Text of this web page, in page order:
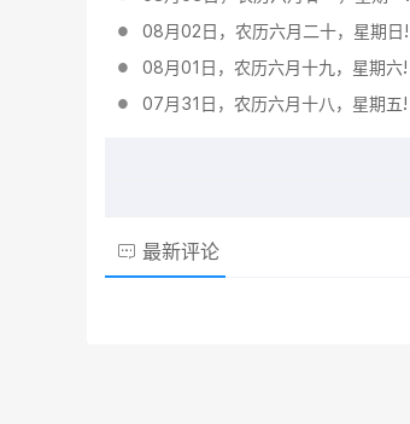
08月02日，农历六月二十，星期日!
08月01日，农历六月十九，星期六!
07月31日，农历六月十八，星期五!
最新评论